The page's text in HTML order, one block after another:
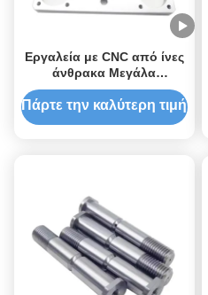
Εργαλεία με CNC από ίνες
άνθρακα Μεγάλα
εξαρτήματα Εργαλεία με
CNC ακριβείας Μεταλλικά
Πάρτε την καλύτερη τιμή